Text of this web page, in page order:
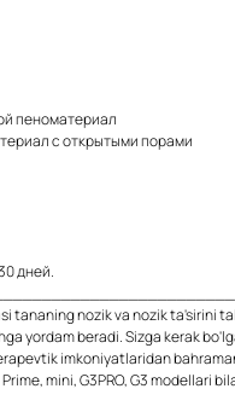
пеноматериал
с открытыми порами
дней.
tananing nozik va nozik ta'sirini
yordam beradi. Sizga kerak
imkoniyatlaridan
mini, G3PRO, G3 modellari